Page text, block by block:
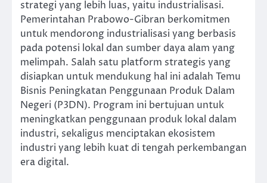
strategi yang lebih luas, yaitu industrialisasi.
Pemerintahan Prabowo-Gibran berkomitmen
untuk mendorong industrialisasi yang berbasis
pada potensi lokal dan sumber daya alam yang
melimpah. Salah satu platform strategis yang
disiapkan untuk mendukung hal ini adalah Temu
Bisnis Peningkatan Penggunaan Produk Dalam
Negeri (P3DN). Program ini bertujuan untuk
meningkatkan penggunaan produk lokal dalam
industri, sekaligus menciptakan ekosistem
industri yang lebih kuat di tengah perkembangan
era digital.